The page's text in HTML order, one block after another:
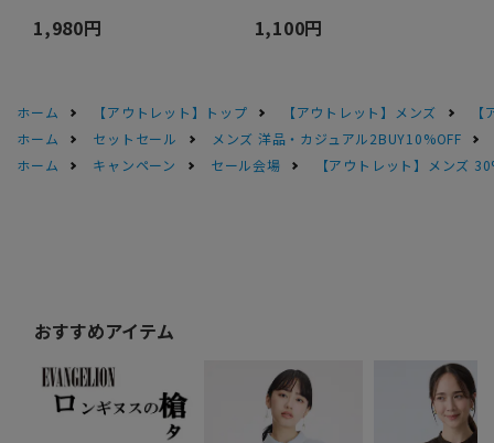
1,980円 1,100円
ホーム 【アウトレット】トップ 【アウトレット】メンズ
ホーム
セットセール
メンズ 洋品・カジュアル2BUY10%OFF
ホーム
キャンペーン セール会場 【アウトレット】メンズ